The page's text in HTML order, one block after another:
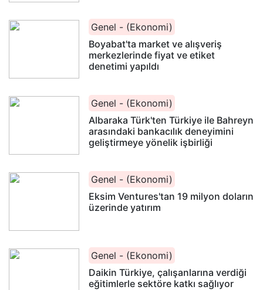
Genel - (Ekonomi)
Boyabat'ta market ve alışveriş
merkezlerinde fiyat ve etiket
denetimi yapıldı
Genel - (Ekonomi)
Albaraka Türk'ten Türkiye ile Bahreyn
arasındaki bankacılık deneyimini
geliştirmeye yönelik işbirliği
Genel - (Ekonomi)
Eksim Ventures'tan 19 milyon doların
üzerinde yatırım
Genel - (Ekonomi)
Daikin Türkiye, çalışanlarına verdiği
eğitimlerle sektöre katkı sağlıyor